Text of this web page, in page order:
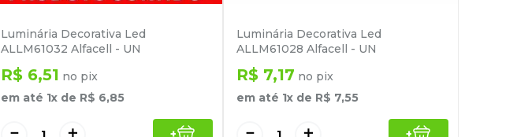
Luminária Decorativa Led
ALLM61032 Alfacell - UN
R$ 6,51 no pix
em até 1x de R$ 6,85
＋
－ +
Luminária Decorativa Led
ALLM61028 Alfacell - UN
R$ 7,17 no pix
em até 1x de R$ 7,55
＋
－ +